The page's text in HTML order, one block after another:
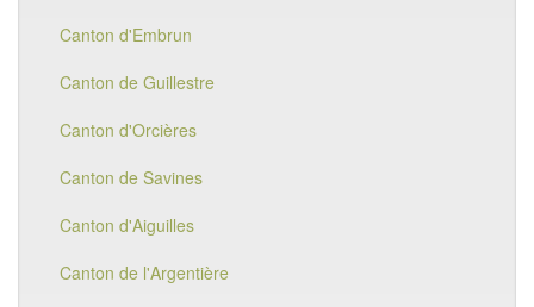
Canton d'Embrun
Canton de Guillestre
Canton d'Orcières
Canton de Savines
Canton d'Aiguilles
Canton de l'Argentière